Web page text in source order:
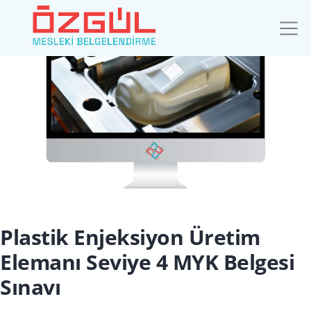
Plastik Enjeksiyon Üretim
Elemanı Seviye 4 MYK Belgesi
Sınavı